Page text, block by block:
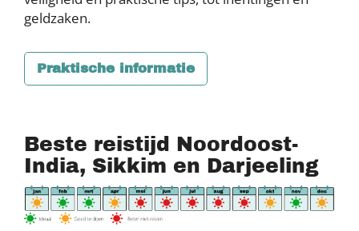
geldzaken.
Praktische informatie
Beste reistijd Noordoost-
India, Sikkim en Darjeeling